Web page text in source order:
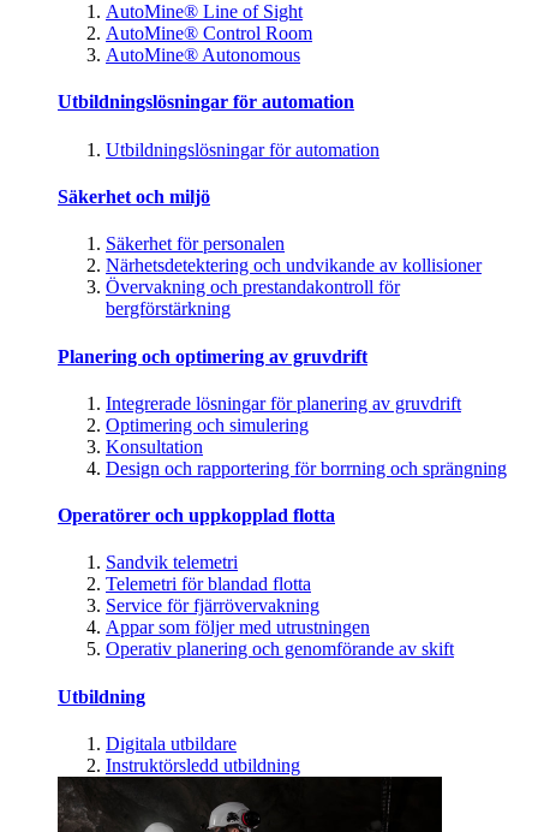
AutoMine® Line of Sight
AutoMine® Control Room
AutoMine® Autonomous
Utbildningslösningar för automation
Utbildningslösningar för automation
Säkerhet och miljö
Säkerhet för personalen
Närhetsdetektering och undvikande av kollisioner
Övervakning och prestandakontroll för
bergförstärkning
Planering och optimering av gruvdrift
Integrerade lösningar för planering av gruvdrift
Optimering och simulering
Konsultation
Design och rapportering för borrning och sprängning
Operatörer och uppkopplad flotta
Sandvik telemetri
Telemetri för blandad flotta
Service för fjärrövervakning
Appar som följer med utrustningen
Operativ planering och genomförande av skift
Utbildning
Digitala utbildare
Instruktörsledd utbildning